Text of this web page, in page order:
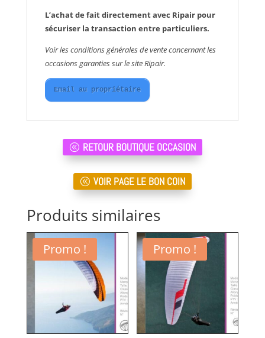
L’achat de fait directement avec Ripair pour
sécuriser la transaction entre particuliers.
Voir les conditions générales de vente concernant les
occasions garanties sur le site Ripair.
Email au propriétaire
RETOUR BOUTIQUE OCCASION
VOIR PAGE LE BON COIN
Produits similaires
Promo ! Promo !